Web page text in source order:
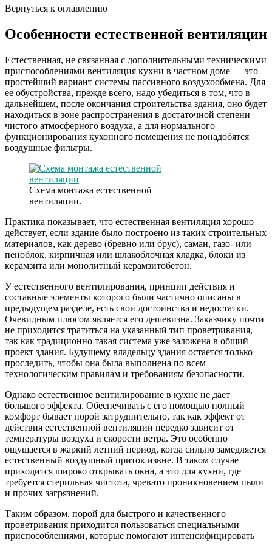
Вернуться к оглавлению
Особенности естественной вентиляции
Естественная, не связанная с дополнительными техническими
приспособлениями вентиляция кухни в частном доме — это
простейший вариант системы пассивного воздухообмена. Для
ее обустройства, прежде всего, надо убедиться в том, что в
дальнейшем, после окончания строительства здания, оно будет
находиться в зоне распространения в достаточной степени
чистого атмосферного воздуха, а для нормального
функционирования кухонного помещения не понадобятся
воздушные фильтры.
Схема монтажа естественной
вентиляции.
Практика показывает, что естественная вентиляция хорошо
действует, если здание было построено из таких строительных
материалов, как дерево (бревно или брус), саман, газо- или
пеноблок, кирпичная или шлакоблочная кладка, блоки из
керамзита или монолитный керамзитобетон.
У естественного вентилирования, принцип действия и
составные элементы которого были частично описаны в
предыдущем разделе, есть свои достоинства и недостатки.
Очевидным плюсом является его дешевизна. Заказчику почти
не приходится тратиться на указанный тип проветривания,
так как традиционно такая система уже заложена в общий
проект здания. Будущему владельцу здания остается только
проследить, чтобы она была выполнена по всем
технологическим правилам и требованиям безопасности.
Однако естественное вентилирование в кухне не дает
большого эффекта. Обеспечивать с его помощью полный
комфорт бывает порой затруднительно, так как эффект от
действия естественной вентиляции нередко зависит от
температуры воздуха и скорости ветра. Это особенно
ощущается в жаркий летний период, когда сильно замедляется
естественный воздушный приток извне. В таком случае
приходится широко открывать окна, а это для кухни, где
требуется стерильная чистота, чревато проникновением пыли
и прочих загрязнений.
Таким образом, порой для быстрого и качественного
проветривания приходится пользоваться специальными
приспособлениями, которые помогают интенсифицировать